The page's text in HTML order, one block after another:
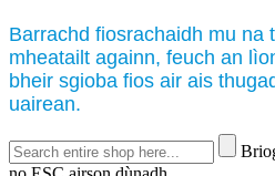
Barrachd fiosrachaidh mu na
mheatailt againn, feuch an
bheir sgioba fios air ais
uairean.